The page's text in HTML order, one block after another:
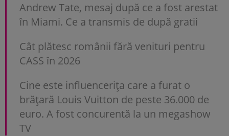
Andrew Tate, mesaj după ce a fost arestat
în Miami. Ce a transmis de după gratii
Cât plătesc românii fără venituri pentru
CASS în 2026
Cine este influencerița care a furat o
brățară Louis Vuitton de peste 36.000 de
euro. A fost concurentă la un megashow
TV